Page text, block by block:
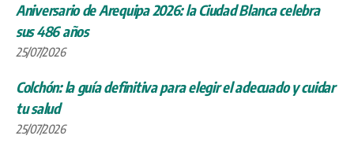
Aniversario de Arequipa 2026: la Ciudad Blanca celebra
sus 486 años
25/07/2026
Colchón: la guía definitiva para elegir el adecuado y cuidar
tu salud
25/07/2026